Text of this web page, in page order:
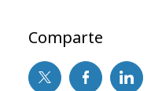
Comparte